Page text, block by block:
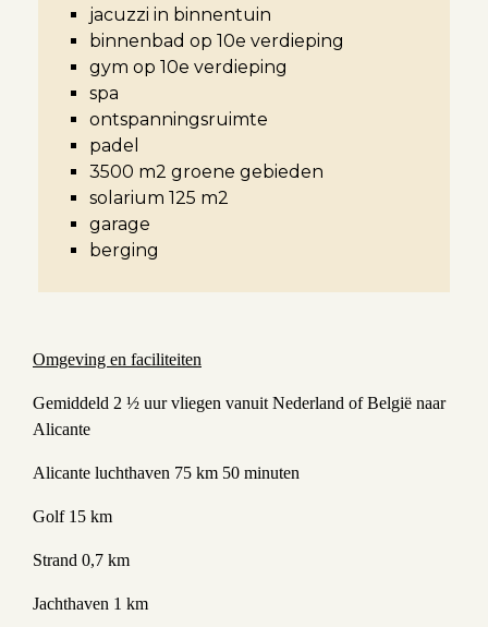
jacuzzi in binnentuin
binnenbad op 10e verdieping
gym op 10e verdieping
spa
ontspanningsruimte
padel
3500 m2 groene gebieden
solarium 125 m2
garage
berging
Omgeving en faciliteiten
Gemiddeld 2 ½ uur vliegen vanuit Nederland of België naar
Alicante
Alicante luchthaven 75 km 50 minuten
Golf 15 km
Strand 0,7 km
Jachthaven 1 km